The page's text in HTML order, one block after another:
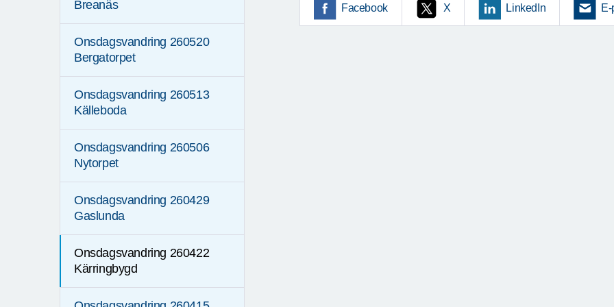
Breanäs
Onsdagsvandring 260520
Bergatorpet
Onsdagsvandring 260513
Källeboda
Onsdagsvandring 260506
Nytorpet
Onsdagsvandring 260429
Gaslunda
Onsdagsvandring 260422
Kärringbygd
Facebook X LinkedIn